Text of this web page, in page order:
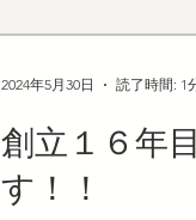
創立１６年
す！！
2024年5月30日 読了時間: 1